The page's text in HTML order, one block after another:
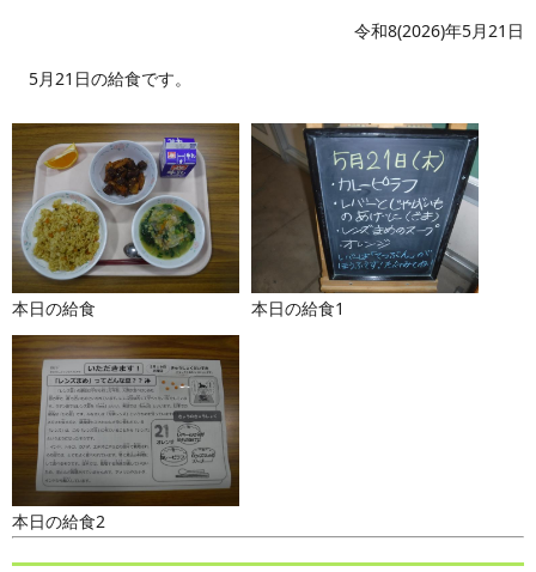
令和8(2026)年5月21日
5月21日の給食です。
本日の給食 本日の給食1
本日の給食2